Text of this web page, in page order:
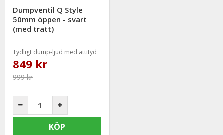
Dumpventil Q Style
50mm öppen - svart
(med tratt)
Tydligt dump-ljud med attityd
849 kr
999 kr
KÖP